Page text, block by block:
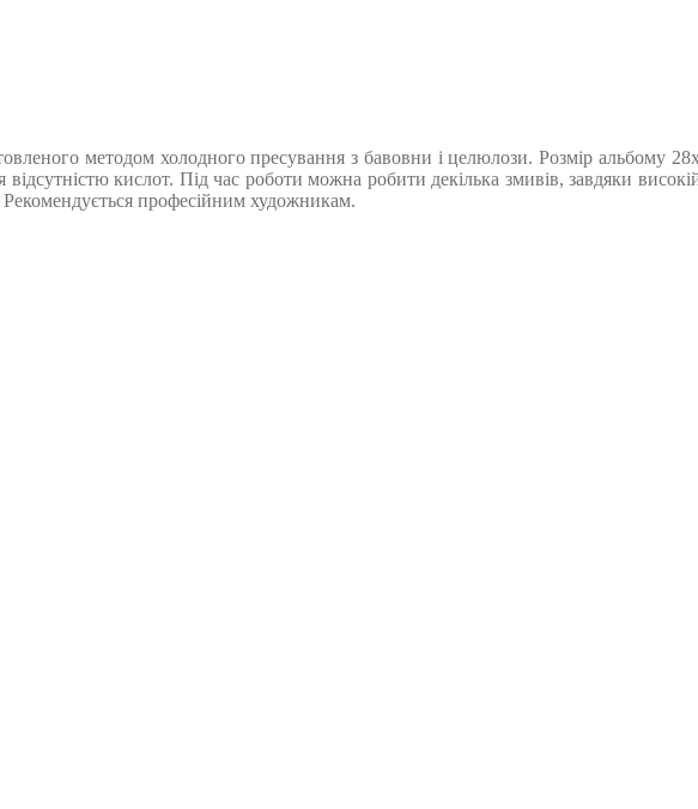
методом холодного пресування з бавовни і целюлози. Розмір альбому
відсутністю кислот. Під час роботи можна робити декілька змивів, завдяки
професійним художникам.